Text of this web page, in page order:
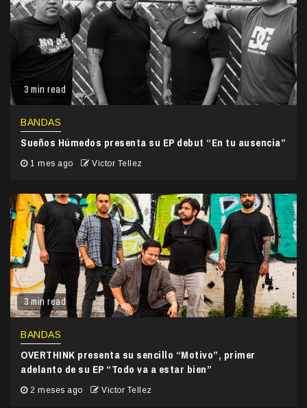
3 min read
BANDAS
Sueños Húmedos presenta su EP debut “En tu ausencia”
1 mes ago Victor Tellez
3 min read
BANDAS
OVERTHINK presenta su sencillo “Motivo”, primer
adelanto de su EP “Todo va a estar bien”
2 meses ago Victor Tellez